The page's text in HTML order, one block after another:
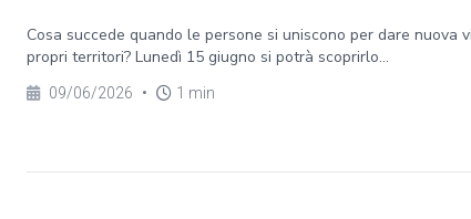
Cosa succede quando le persone si uniscono per dare nuova
propri territori? Lunedì 15 giugno si potrà scoprirlo...
09/06/2026 • 1 min